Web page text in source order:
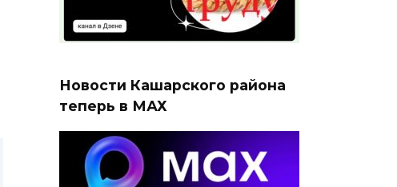
Новости Кашарского района
теперь в МАХ